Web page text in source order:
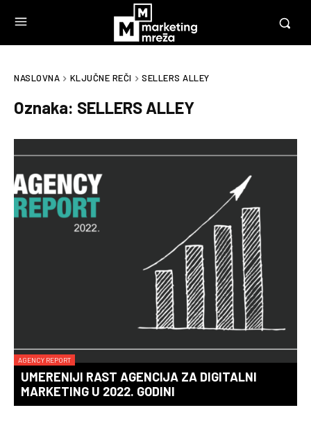
NASLOVNA KLJUČNE REČI SELLERS ALLEY
Oznaka: SELLERS ALLEY
AGENCY REPORT
UMERENIJI RAST AGENCIJA ZA DIGITALNI
MARKETING U 2022. GODINI